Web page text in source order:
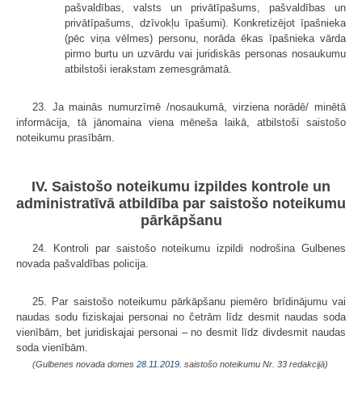
pašvaldības, valsts un privātīpašums, pašvaldības un
privātīpašums, dzīvokļu īpašumi). Konkretizējot īpašnieka
(pēc viņa vēlmes) personu, norāda ēkas īpašnieka vārda
pirmo burtu un uzvārdu vai juridiskās personas nosaukumu
atbilstoši ierakstam zemesgrāmatā.
23. Ja mainās numurzīmē /nosaukumā, virziena norādē/ minētā
informācija, tā jānomaina viena mēneša laikā, atbilstoši saistošo
noteikumu prasībām.
IV. Saistošo noteikumu izpildes kontrole un
administratīvā atbildība par saistošo noteikumu
pārkāpšanu
24. Kontroli par saistošo noteikumu izpildi nodrošina Gulbenes
novada pašvaldības policija.
25. Par saistošo noteikumu pārkāpšanu piemēro brīdinājumu vai
naudas sodu fiziskajai personai no četrām līdz desmit naudas soda
vienībām, bet juridiskajai personai – no desmit līdz divdesmit naudas
soda vienībām.
(Gulbenes novada domes 28.11.2019. saistošo noteikumu Nr. 33 redakcijā)